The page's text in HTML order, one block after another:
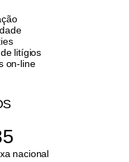
litígios
on-line
nacional